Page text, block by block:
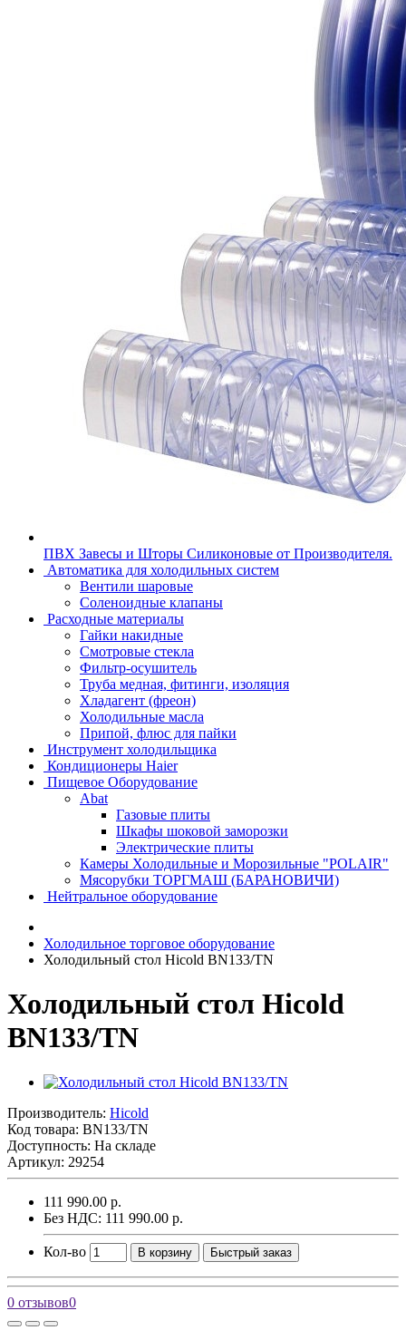
ПВХ Завесы и Шторы Силиконовые от Производителя.
Автоматика для холодильных систем
Вентили шаровые
Соленоидные клапаны
Расходные материалы
Гайки накидные
Смотровые стекла
Фильтр-осушитель
Труба медная, фитинги, изоляция
Хладагент (фреон)
Холодильные масла
Припой, флюс для пайки
Инструмент холодильщика
Кондиционеры Haier
Пищевое Оборудование
Abat
Газовые плиты
Шкафы шоковой заморозки
Электрические плиты
Камеры Холодильные и Морозильные "POLAIR"
Мясорубки ТОРГМАШ (БАРАНОВИЧИ)
Нейтральное оборудование
Холодильное торговое оборудование
Холодильный стол Hicold BN133/TN
Холодильный стол Hicold
BN133/TN
Производитель: Hicold
Код товара: BN133/TN
Доступность: На складе
Артикул: 29254
111 990.00 р.
Без НДС: 111 990.00 р.
Кол-во В корзину Быстрый заказ
0 отзывов0